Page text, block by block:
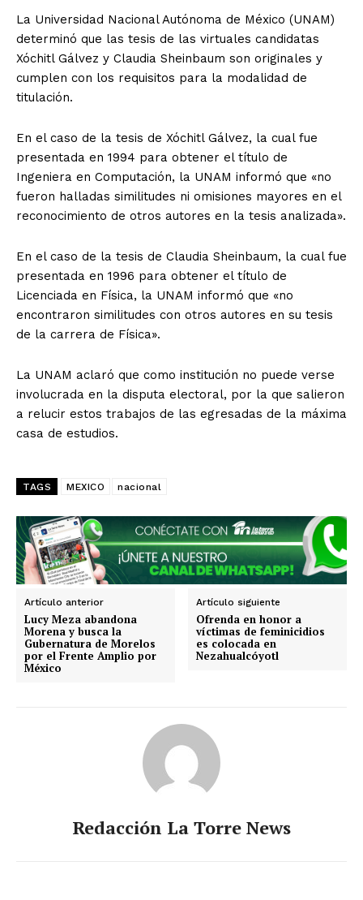
El Suplemento
SUSCRIBIRSE
La Universidad Nacional Autónoma de México (UNAM)
determinó que las tesis de las virtuales candidatas
Xóchitl Gálvez y Claudia Sheinbaum son originales y
cumplen con los requisitos para la modalidad de
titulación.
En el caso de la tesis de Xóchitl Gálvez, la cual fue
presentada en 1994 para obtener el título de
Ingeniera en Computación, la UNAM informó que «no
fueron halladas similitudes ni omisiones mayores en el
reconocimiento de otros autores en la tesis analizada».
En el caso de la tesis de Claudia Sheinbaum, la cual fue
presentada en 1996 para obtener el título de
Licenciada en Física, la UNAM informó que «no
encontraron similitudes con otros autores en su tesis
de la carrera de Física».
La UNAM aclaró que como institución no puede verse
involucrada en la disputa electoral, por la que salieron
a relucir estos trabajos de las egresadas de la máxima
casa de estudios.
TAGS MEXICO nacional
Artículo anterior
Lucy Meza abandona
Morena y busca la
Gubernatura de Morelos
por el Frente Amplio por
México
Artículo siguiente
Ofrenda en honor a
víctimas de feminicidios
es colocada en
Nezahualcóyotl
Redacción La Torre News